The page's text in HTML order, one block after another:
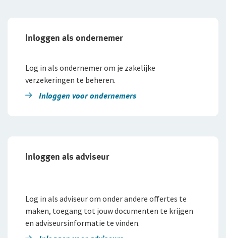
Inloggen als ondernemer
Log in als ondernemer om je zakelijke
verzekeringen te beheren.
Inloggen voor ondernemers
Inloggen als adviseur
Log in als adviseur om onder andere offertes te
maken, toegang tot jouw documenten te krijgen
en adviseursinformatie te vinden.